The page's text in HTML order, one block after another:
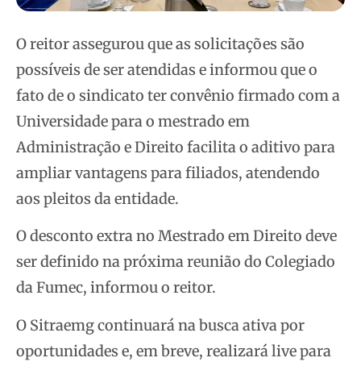
O reitor assegurou que as solicitações são
possíveis de ser atendidas e informou que o
fato de o sindicato ter convênio firmado com a
Universidade para o mestrado em
Administração e Direito facilita o aditivo para
ampliar vantagens para filiados, atendendo
aos pleitos da entidade.
O desconto extra no Mestrado em Direito deve
ser definido na próxima reunião do Colegiado
da Fumec, informou o reitor.
O Sitraemg continuará na busca ativa por
oportunidades e, em breve, realizará live para